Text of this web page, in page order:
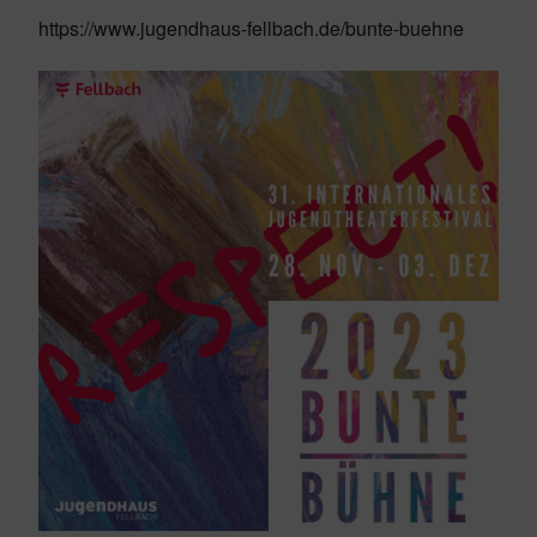
https://www.jugendhaus-fellbach.de/bunte-buehne